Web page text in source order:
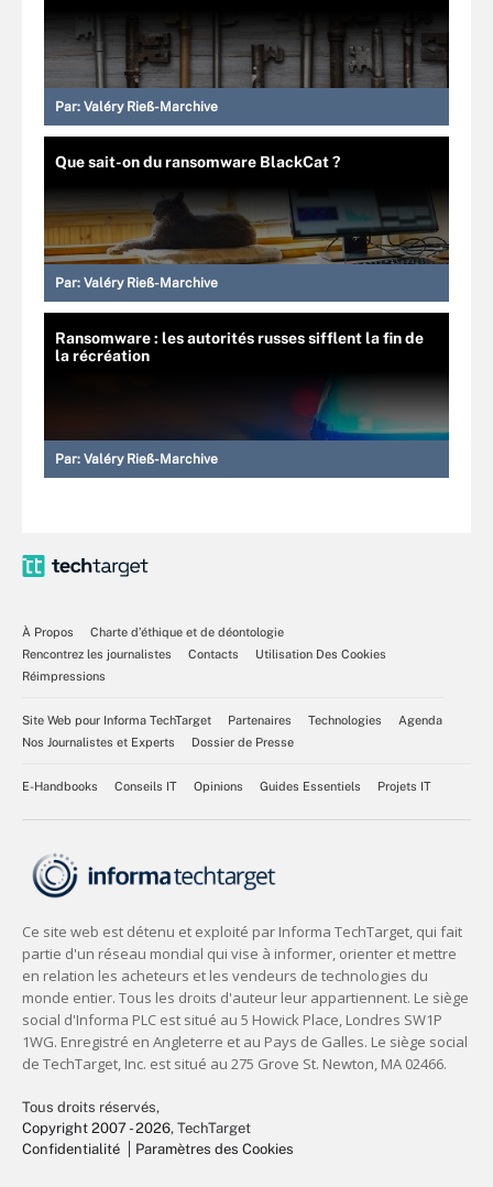
Par: Valéry Rieß-Marchive
Que sait-on du ransomware BlackCat ?
Par: Valéry Rieß-Marchive
Ransomware : les autorités russes sifflent la fin de
la récréation
Par: Valéry Rieß-Marchive
À Propos
Charte d’éthique et de déontologie
Rencontrez les journalistes
Contacts
Utilisation Des Cookies
Réimpressions
Site Web pour Informa TechTarget Partenaires Technologies
Agenda
Nos Journalistes et Experts
Dossier de Presse
E-Handbooks Conseils IT Opinions Guides Essentiels Projets IT
Tous droits réservés,
Copyright 2007 - 2026, TechTarget
Confidentialité
Paramètres des Cookies